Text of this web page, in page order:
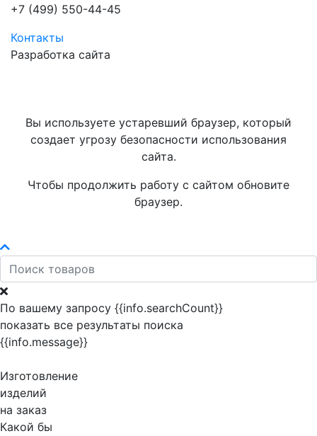
+7 (499) 550-44-45
Контакты
Разработка сайта
Вы используете устаревший браузер, который
создает угрозу безопасности использования
сайта.
Чтобы продолжить работу с сайтом обновите
браузер.
По вашему запросу {{info.searchCount}}
показать все результаты поиска
{{info.message}}
Изготовление
изделий
на заказ
Какой бы